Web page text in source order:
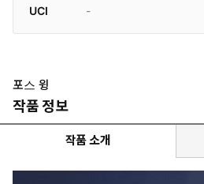
UCI
-
포스 윙
작품 정보
작품 소개